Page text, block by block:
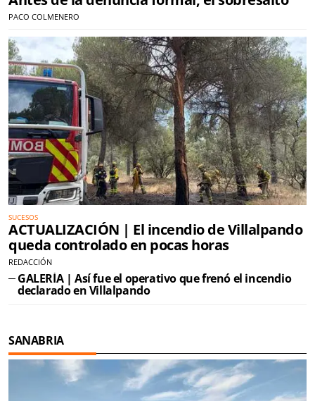
PACO COLMENERO
SUCESOS
ACTUALIZACIÓN | El incendio de Villalpando
queda controlado en pocas horas
REDACCIÓN
GALERÍA | Así fue el operativo que frenó el incendio
declarado en Villalpando
SANABRIA